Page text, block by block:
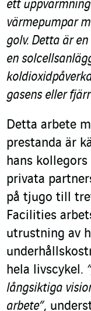
ett
värmepumpar
golv. Detta är
en
gasens eller
Detta arbete
prestanda är
hans
privata
på tjugo till
Facilities
utrustning av
hela livscykel.
långsiktiga
arbete”,